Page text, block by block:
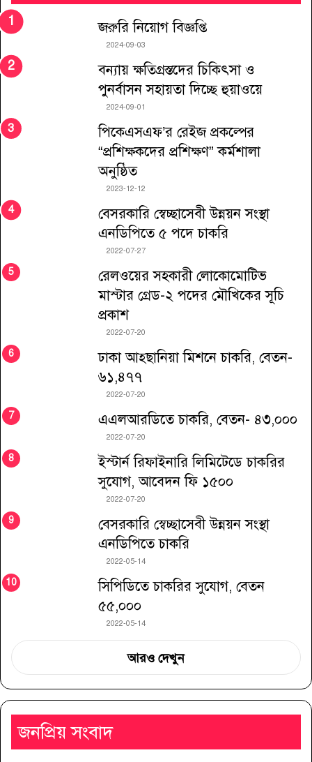
জরুরি নিয়োগ বিজ্ঞপ্তি
2024-09-03
বন্যায় ক্ষতিগ্রস্তদের চিকিৎসা ও
পুনর্বাসন সহায়তা দিচ্ছে হুয়াওয়ে
2024-09-01
পিকেএসএফ’র রেইজ প্রকল্পের
“প্রশিক্ষকদের প্রশিক্ষণ” কর্মশালা
অনুষ্ঠিত
2023-12-12
বেসরকারি স্বেচ্ছাসেবী উন্নয়ন সংস্থা
এনডিপিতে ৫ পদে চাকরি
2022-07-27
রেলওয়ের সহকারী লোকোমোটিভ
মাস্টার গ্রেড-২ পদের মৌখিকের সূচি
প্রকাশ
2022-07-20
ঢাকা আহ্ছানিয়া মিশনে চাকরি, বেতন-
৬১,৪৭৭
2022-07-20
এএলআরডিতে চাকরি, বেতন- ৪৩,০০০
2022-07-20
ইস্টার্ন রিফাইনারি লিমিটেডে চাকরির
সুযোগ, আবেদন ফি ১৫০০
2022-07-20
বেসরকারি স্বেচ্ছাসেবী উন্নয়ন সংস্থা
এনডিপিতে চাকরি
2022-05-14
সিপিডিতে চাকরির সুযোগ, বেতন
৫৫,০০০
2022-05-14
আরও দেখুন
জনপ্রিয় সংবাদ